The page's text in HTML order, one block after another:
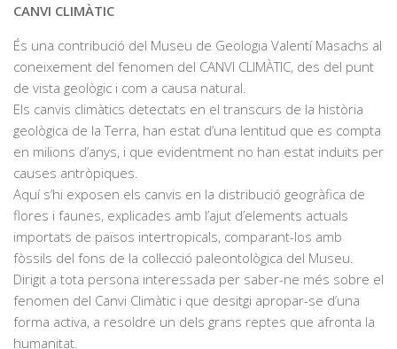
CANVI CLIMÀTIC
És una contribució del Museu de Geologia Valentí Masachs al
coneixement del fenomen del CANVI CLIMÀTIC, des del punt
de vista geològic i com a causa natural.
Els canvis climàtics detectats en el transcurs de la història
geològica de la Terra, han estat d’una lentitud que es compta
en milions d’anys, i que evidentment no han estat induïts per
causes antròpiques.
Aquí s’hi exposen els canvis en la distribució geogràfica de
flores i faunes, explicades amb l’ajut d’elements actuals
importats de països intertropicals, comparant-los amb
fòssils del fons de la col·lecció paleontològica del Museu.
Dirigit a tota persona interessada per saber-ne més sobre el
fenomen del Canvi Climàtic i que desitgi apropar-se d’una
forma activa, a resoldre un dels grans reptes que afronta la
humanitat.